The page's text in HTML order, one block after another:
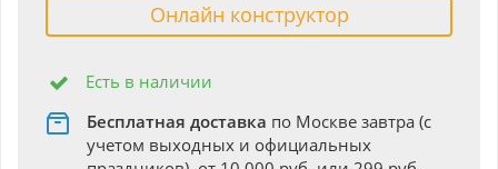
Онлайн конструктор
Есть в наличии
Бесплатная доставка по Москве завтра (с
учетом выходных и официальных